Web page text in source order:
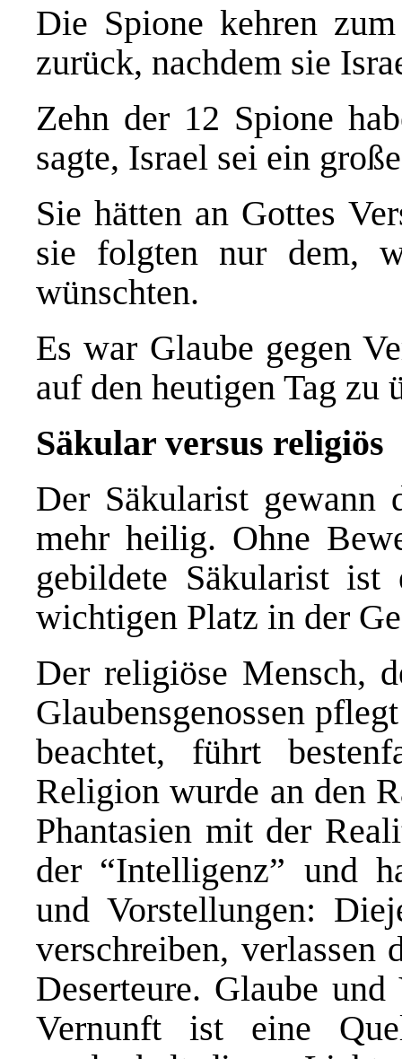
Die Spione kehren
zurück, nachdem sie
Zehn der 12 Spione
sagte, Israel sei ein
Sie hätten an Gottes
sie folgten nur dem,
wünschten.
Es war Glaube gegen
auf den heutigen Tag zu
Säkular versus religiös
Der Säkularist gewann
mehr heilig. Ohne
gebildete Säkularist
wichtigen Platz in der
Der religiöse Mensch,
Glaubensgenossen
beachtet, führt
Religion wurde an den
Phantasien mit der
der “Intelligenz” und
und Vorstellungen:
verschreiben, verlassen
Deserteure. Glaube
Vernunft ist eine